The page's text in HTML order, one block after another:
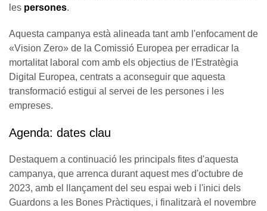
les persones.
Aquesta campanya està alineada tant amb l'enfocament de
«Vision Zero» de la Comissió Europea per erradicar la
mortalitat laboral com amb els objectius de l'Estratègia
Digital Europea, centrats a aconseguir que aquesta
transformació estigui al servei de les persones i les
empreses.
Agenda: dates clau
Destaquem a continuació les principals fites d'aquesta
campanya, que arrenca durant aquest mes d'octubre de
2023, amb el llançament del seu espai web i l'inici dels
Guardons a les Bones Pràctiques, i finalitzarà el novembre